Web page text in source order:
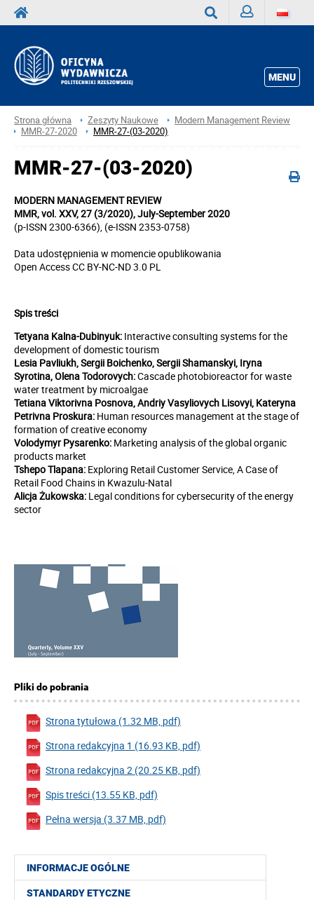
MENU
Strona główna Zeszyty Naukowe
Modern Management Review
MMR-27-2020
MMR-27-(03-2020)
INFORMACJE OGÓLNE
STANDARDY ETYCZNE
MMR-27-(03-2020)
MODERN MANAGEMENT REVIEW
MMR, vol. XXV, 27 (3/2020), July-September 2020
(p-ISSN 2300-6366), (e-ISSN 2353-0758)
Data udostępnienia w momencie opublikowania
Open Access CC BY-NC-ND 3.0 PL
Spis treści
Tetyana Kalna-Dubinyuk: Interactive consulting systems for the
development of domestic tourism
Lesia Pavliukh, Sergii Boichenko, Sergii Shamanskyi, Iryna
Syrotina, OlenaTodorovych:Cascade photobioreactor for waste
water treatment by microalgae
Tetiana Viktorivna Posnova, Andriy Vasyliovych Lisovyi, Kateryna
Petrivna Proskura: Human resources management at the stage of
formation of creative economy
Volodymyr Pysarenko: Marketing analysis of the global organic
products market
Tshepo Tlapana: Exploring Retail Customer Service, A Case of
Retail Food Chains in Kwazulu-Natal
Alicja Żukowska: Legal conditions for cybersecurity of the energy
sector
Pliki do pobrania
Strona tytułowa (1.32 MB, pdf)
Strona redakcyjna 1 (16.93 KB, pdf)
Strona redakcyjna 2 (20.25 KB, pdf)
Spis treści (13.55 KB, pdf)
Pełna wersja (3.37 MB, pdf)